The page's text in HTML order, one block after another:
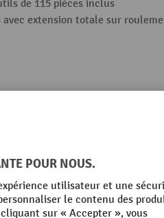
de 115 pièces inclus
avec extension totale sur
en plastique HEMMDAL
robuste en polyéthylène
avec meuble bas